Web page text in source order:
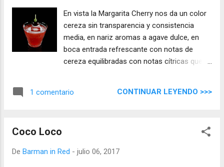
En vista la Margarita Cherry nos da un color
cereza sin transparencia y consistencia
media, en nariz aromas a agave dulce, en
boca entrada refrescante con notas de
cereza equilibradas con notas cítricas que
1 comentario CONTINUAR LEYENDO >>>
Coco Loco
De Barman in Red - julio 06, 2017